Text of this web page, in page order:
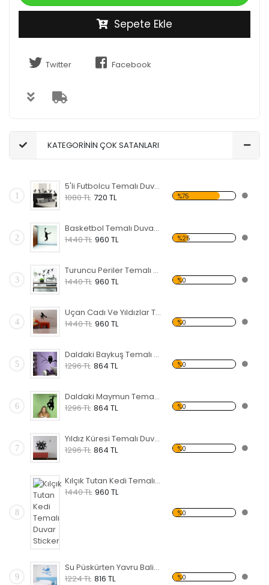
Sepete Ekle
Twitter Facebook
KATEGORİNİN ÇOK SATANLARI
1
5'li Futbolcu Temalı Duvar Sticker
1080 TL 720 TL %75
2
Basketbol Temalı Duvar Sticker
1440 TL 960 TL %25
3
Turuncu Periler Temalı Duvar Sticker
1440 TL 960 TL %0
4
Uçan Cadı Ve Yıldızlar Temalı Duvar Sticker
1440 TL 960 TL %0
5
Daldaki Baykuş Temalı Duvar Sticker
1296 TL 864 TL %0
6
Daldaki Maymun Temalı Duvar Sticker
1296 TL 864 TL %0
7
Yıldız Küresi Temalı Duvar Sticker
1296 TL 864 TL %0
8
Kılçık Tutan Kedi Temalı Duvar Sticker
1440 TL 960 TL
%0
9
Su Püskürten Yavru Balina Temalı Duvar Sticker
1224 TL 816 TL %0